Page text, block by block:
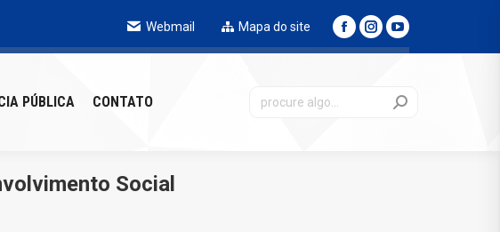
Webmail Mapa do site
PÚBLICA CONTATO
Social
CONTATO